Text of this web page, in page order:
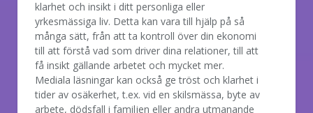
klarhet och insikt i ditt personliga eller
yrkesmässiga liv. Detta kan vara till hjälp på så
många sätt, från att ta kontroll över din ekonomi
till att förstå vad som driver dina relationer, till att
få insikt gällande arbetet och mycket mer.
Mediala läsningar kan också ge tröst och klarhet i
tider av osäkerhet, t.ex. vid en skilsmässa, byte av
arbete, dödsfall i familjen eller andra utmanande